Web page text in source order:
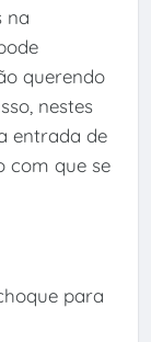
na
querendo
nestes
entrada de
com que se
para